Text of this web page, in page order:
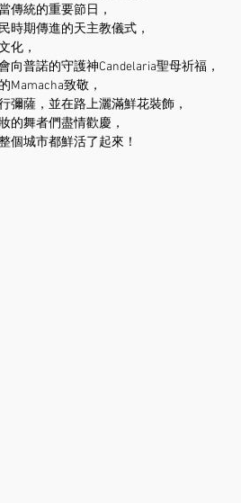
傳統的重要節日，
時期傳進的天主教儀式，
化，
向普諾的守護神Candelaria聖母祈福，
Mamacha致敬，
彌薩，並在路上灑滿鮮花裝飾，
的舞者們盡情歡慶，
個城市都鮮活了起來！